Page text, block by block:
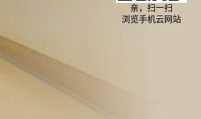
亲，扫一扫
浏览手机云网站